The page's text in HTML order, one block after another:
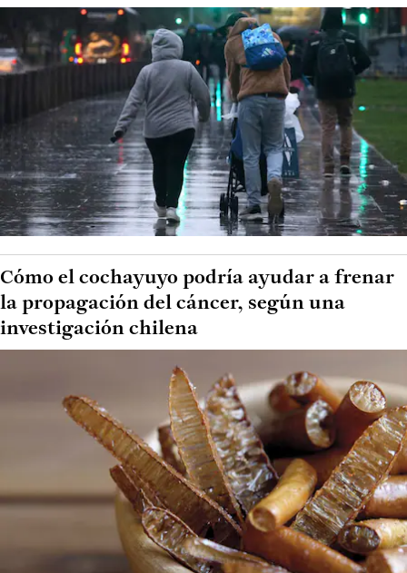
Cómo el cochayuyo podría ayudar a frenar
la propagación del cáncer, según una
investigación chilena